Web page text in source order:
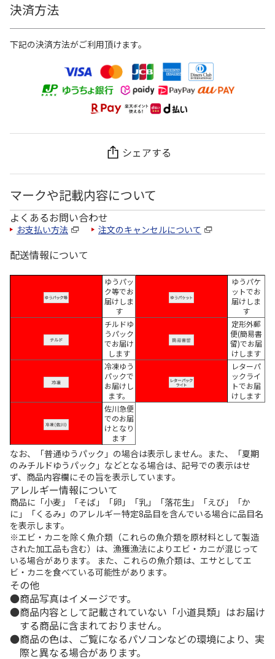
決済方法
下記の決済方法がご利用頂けます。
シェアする
マークや記載内容について
よくあるお問い合わせ
お支払い方法 注文のキャンセルについて
配送情報について
ゆうパッ
ク等でお
届けしま
す
ゆうパケ
ットでお
届けしま
す
チルドゆ
うパック
でお届け
します
定形外郵
便(簡易書
留)でお届
けします
冷凍ゆう
パックで
お届けし
ます。
レターパ
ックライ
トでお届
けします
佐川急便
でのお届
けとなり
ます
なお、「普通ゆうパック」の場合は表示しません。また、「夏期
のみチルドゆうパック」などとなる場合は、記号での表示はせ
ず、商品内容欄にその旨を表示しています。
アレルギー情報について
商品に「小麦」「そば」「卵」「乳」「落花生」「えび」「か
に」「くるみ」のアレルギー特定8品目を含んでいる場合に品目名
を表示します。
※エビ・カニを除く魚介類（これらの魚介類を原材料として製造
された加工品も含む）は、漁獲漁法によりエビ・カニが混じって
いる場合があります。 また、これらの魚介類は、エサとしてエ
ビ・カニを食べている可能性があります。
その他
商品写真はイメージです。
商品内容として記載されていない「小道具類」はお届け
する商品に含まれておりません。
商品の色は、ご覧になるパソコンなどの環境により、実
際と異なる場合があります。